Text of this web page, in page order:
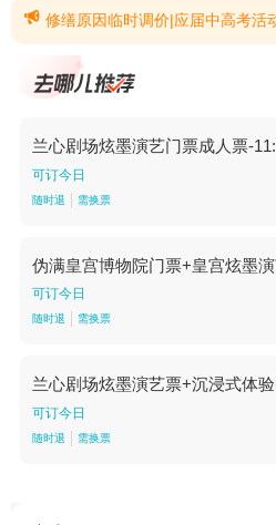
 修缮原因临时调价|应届中高考活动|东北超活动【修缮原因临时调价】由于我院部分历史建筑保护性修缮工程进入封闭实施阶段，同时按照长春市文化广播电视和旅游局文旅惠民活动安排的相关
兰心剧场炫墨演艺门票成人票-
可订今日
随时退 需换票
伪满皇宫博物院门票+皇宫炫墨
可订今日
随时退 需换票
兰心剧场炫墨演艺票+沉浸式体
可订今日
随时退 需换票